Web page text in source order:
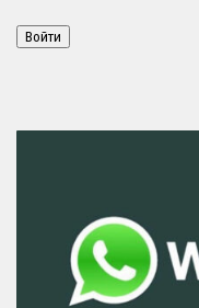
Войти